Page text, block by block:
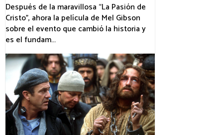
Después de la maravillosa “La Pasión de
Cristo”, ahora la película de Mel Gibson
sobre el evento que cambió la historia y
es el fundam...